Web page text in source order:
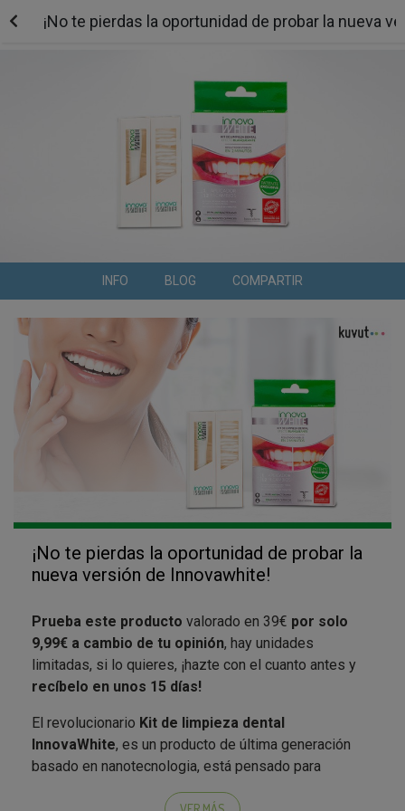
¡No te pierdas la oportunidad de probar la nueva
INFO BLOG COMPARTIR
¡No te pierdas la oportunidad de probar la
nueva versión de Innovawhite!
Prueba este producto valorado en 39€ por solo
9,99€ a cambio de tu opinión, hay unidades
limitadas, si lo quieres, ¡hazte con el cuanto antes y
recíbelo en unos 15 días!
El revolucionario Kit de limpieza dental
InnovaWhite, es un producto de última generación
basado en nanotecnologia, está pensado para